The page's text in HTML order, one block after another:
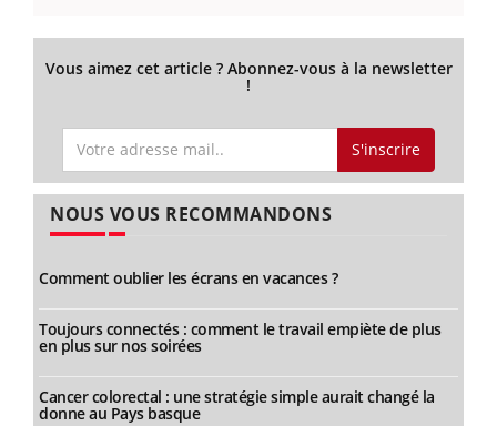
Vous aimez cet article ? Abonnez-vous à la newsletter
!
S'inscrire
NOUS VOUS RECOMMANDONS
Comment oublier les écrans en vacances ?
Toujours connectés : comment le travail empiète de plus
en plus sur nos soirées
Cancer colorectal : une stratégie simple aurait changé la
donne au Pays basque